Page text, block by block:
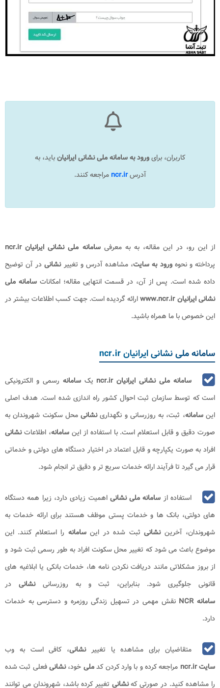
کاربران، برایورود بهسامانه ملی نشانی ایرانیانباید، به
آدرسncr.ir مراجعه کنند.
از این رو، در این مقاله، به به معرفیسامانه ملی نشانی ایرانیان ncr.ir
پرداخته و نحوهورود به سایت، مشاهده آدرس و تغییرنشانی در آن توضیح
داده شده است. پس از آن، در قسمت انتهایی مقاله؛ امکانات سامانه ملی
نشانی ایرانیان www.ncr.ir
ارائه گردیده است. جهت کسب اطلاعات بیشتر در
این خصوص با ما همراه باشید.
سامانه ملی نشانی ایرانیان ncr.ir
سامانه ملی نشانی ایرانیان ncr.ir یکسامانه رسمی و الکترونیکی
است که توسط سازمان ثبت احوال کشور راه اندازی شده است. هدف اصلی
اینسامانه، ثبت، به روزرسانی و نگهدارینشانیمحل سکونت شهروندان به
صورت دقیق و قابل استعلام است. با استفاده از اینسامانه، اطلاعاتنشانی
افراد به صورت یکپارچه و قابل اعتماد در اختیار دستگاه های دولتی و خدماتی
قرار می گیرد تا فرآیند ارائه خدمات سریع تر و دقیق تر انجام شود.
استفاده از سامانه ملی نشانیاهمیت زیادی دارد، زیرا همه دستگاه
های دولتی، بانک ها و خدمات پستی موظف هستند برای ارائه خدمات به
شهروندان، آخریننشانی ثبت شده در اینسامانه را استعلام کنند. این
موضوع باعث می شود که تغییر محل سکونت افراد به طور رسمی ثبت شود و
از بروز مشکلاتی مانند دریافت نکردن نامه ها، خدمات بانکی یا ابلاغیه های
قانونی جلوگیری شود. بنابراین، ثبت و به روزرسانینشانی در
سامانه NCR
نقش مهمی در تسهیل زندگی روزمره و دسترسی به خدمات
دارد.
متقاضیان برای مشاهده یا تغییرنشانی، کافی است به وب
سایتncr.ir مراجعه کرده و با وارد کردن کدملی خود،نشانیفعلی ثبت شده
را مشاهده کنید. در صورتی کهنشانی تغییر کرده باشد، شهروندان می توانند